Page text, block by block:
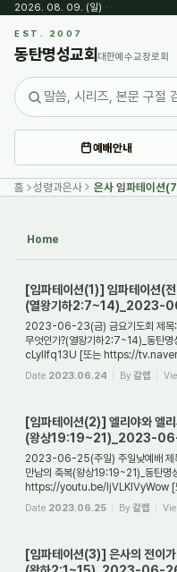
2026. 08. 09. (일) ·
EST. 2007
동탄명성교회 대한예수교장로회
예배안내
홈 성령과은사 은사 임파테이션
Home
[임파테이션(1)] 임파테이션(
(열왕기하2:7~14)_2023-
2023-06-23(금) 금요기도회 제목:
무엇인가?(열왕기하2:7~14)_동탄
cLyIIfq13U [또는 https://
사역자가 다른 사람과 접촉을 하게...
Date 2023.06.24 By갈렙
[임파테이션(2)] 엘리야와 엘
(왕상19:19~21)_2023-
2023-06-25(주일) 주일낮예배 제
만남의 축복(왕상19:19~21)_동탄명
https://youtu.be/ljVLKlVyWow
들어가며 엘리사, 그는 누구인가? 그는
Date 2023.06.25 By갈렙
[임파테이션(3)] 은사의 전이